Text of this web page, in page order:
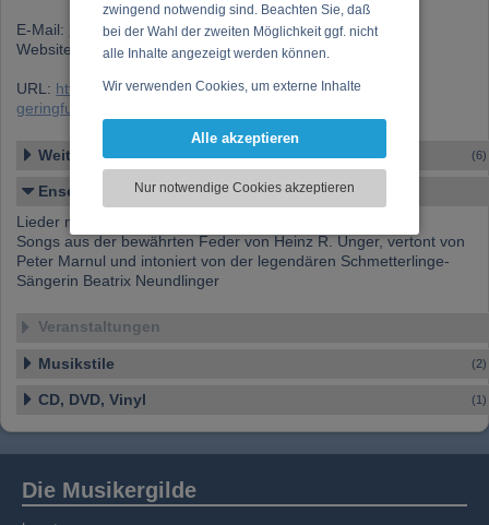
zwingend notwendig sind. Beachten Sie, daß
bei der Wahl der zweiten Möglichkeit ggf. nicht
alle Inhalte angezeigt werden können.
Wir verwenden Cookies, um externe Inhalte
Funktionen für soziale Medien anbieten zu
zu analysieren. Dabei werden ggf.
Informationen zu Ihrer Verwendung unserer
soziale Medien, Werbung und Analysen
weitergegeben. Unsere Partner führen diese
Informationen möglicherweise mit weiteren
oder die sie im Rahmen Ihrer Nutzung der
Alle akzeptieren
Nur notwendige Cookies akzeptieren
E-Mail:
b.neundlinger@gmx.at
Website:
www.9dlinger.at
URL: https://www.musikergilde.at/ensemble/9dlinger_die-
geringfuegig-Beschaeftigten.htm
Weitere Ensembles (6)
Ensemble-Details
Lieder mit Rückgrat
Songs aus der bewährten Feder von Heinz R. Unger, vertont von
Peter Marnul und intoniert von der legendären Schmetterlinge-
Sängerin Beatrix Neundlinger
Veranstaltungen
Musikstile (2)
CD, DVD, Vinyl (1)
Die Musikergilde